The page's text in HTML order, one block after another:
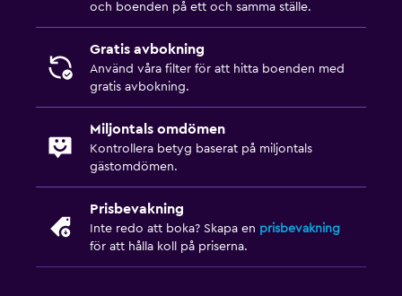
och boenden på ett och samma ställe.
Gratis avbokning
Använd våra filter för att hitta boenden med
gratis avbokning.
Miljontals omdömen
Kontrollera betyg baserat på miljontals
gästomdömen.
Prisbevakning
Inte redo att boka? Skapa en prisbevakning
för att hålla koll på priserna.